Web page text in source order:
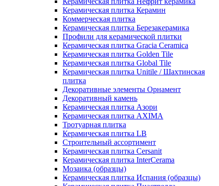
Керамическая плитка Керамин
Коммерческая плитка
Керамическая плитка Березакерамика
Профили для керамической плитки
Керамическая плитка Gracia Ceramica
Керамическая плитка Golden Tile
Керамическая плитка Global Tile
Керамическая плитка Unitile / Шахтинская
плитка
Декоративные элементы Орнамент
Декоративный камень
Керамическая плитка Азори
Керамическая плитка AXIMA
Тротуарная плитка
Керамическая плитка LB
Строительный ассортимент
Керамическая плитка Cersanit
Керамическая плитка InterCerama
Мозаика (образцы)
Керамическая плитка Испания (образцы)